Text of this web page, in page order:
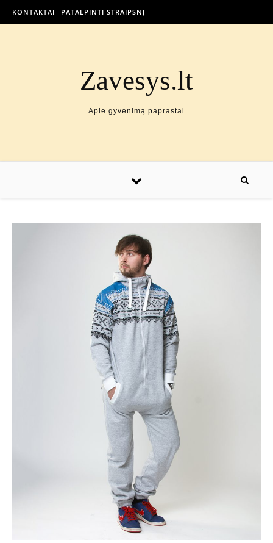
KONTAKTAI PATALPINTI STRAIPSNĮ
Zavesys.lt
Apie gyvenimą paprastai